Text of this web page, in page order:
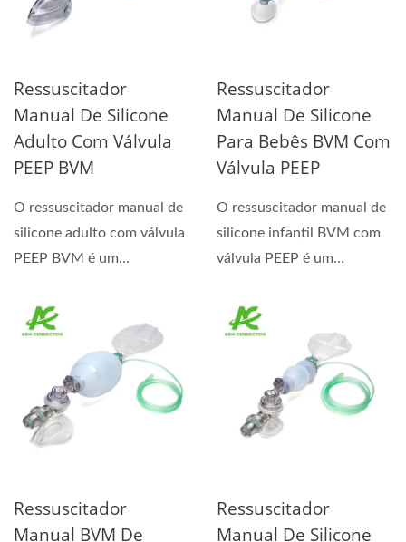
Ressuscitador
Manual De Silicone
Adulto Com Válvula
PEEP BVM
O ressuscitador manual de
silicone adulto com válvula
PEEP BVM é um
Ressuscitador
Manual De Silicone
Para Bebês BVM Com
Válvula PEEP
O ressuscitador manual de
silicone infantil BVM com
válvula PEEP é um
Ressuscitador
Manual BVM De
Ressuscitador
Manual De Silicone